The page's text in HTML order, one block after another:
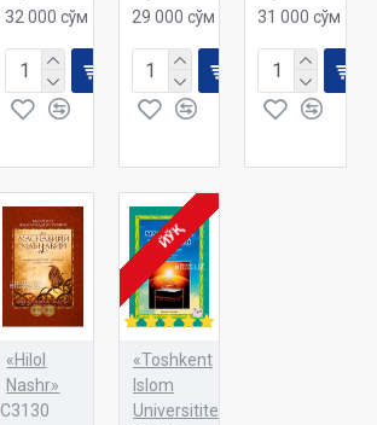
32 000 сўм 29 000 сўм 31 000 сўм
«Hilol
Nashr»
C3130
ЙЎҚ
«Toshkent
Islom
Universititeti»